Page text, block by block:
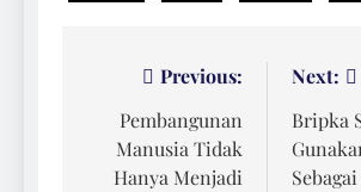
Navigasi
pos
Previous:
Pembangunan
Manusia Tidak
Hanya Menjadi
Next:
Bripka